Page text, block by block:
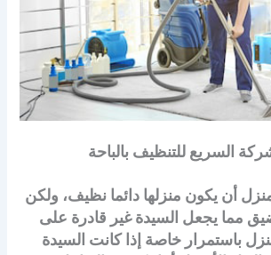
السريع للتنظيف بالباحة
أن يكون منزلها دائما نظيف، ولكن
مما يجعل السيدة غير قادرة على
باستمرار خاصة إذا كانت السيدة